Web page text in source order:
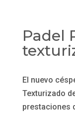
Padel
El nuevo
Texturizado
prestaciones